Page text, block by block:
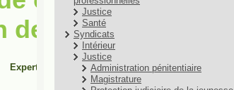
Justice
Santé
Syndicats
Intérieur
Justice
Administration pénitentiaire
Magistrature